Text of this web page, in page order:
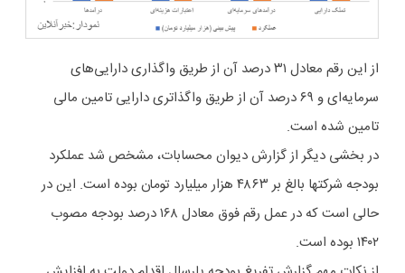
از این رقم معادل ۳۱ درصد آن از طریق واگذاری دارایی‌های
سرمایه‌ای و ۶۹ درصد آن از طریق واگذاتری دارایی تامین مالی
تامین شده است.
در بخشی دیگر از گزارش دیوان محسابات، مشخص شد عملکرد
بودجه شرکتها بالغ بر ۴۸۶۳ هزار میلیارد تومان بوده است. این در
حالی است که در عمل رقم فوق معادل ۱۶۸ درصد بودجه مصوب
۱۴۰۲ بوده است.